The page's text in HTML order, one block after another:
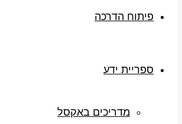
פיתוח הדרכה
ספריית ידע
מדריכים באקסל